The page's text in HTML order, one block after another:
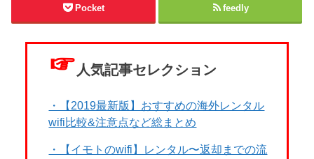
Pocket feedly
☞ 人気記事セレクション
・【2019最新版】おすすめの海外レンタル
wifi比較&注意点など総まとめ
・【イモトのwifi】レンタル〜返却までの流